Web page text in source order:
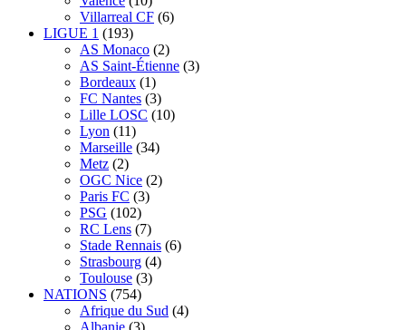
Villarreal CF (6)
LIGUE 1 (193)
AS Monaco (2)
AS Saint-Étienne (3)
Bordeaux (1)
FC Nantes (3)
Lille LOSC (10)
Lyon (11)
Marseille (34)
Metz (2)
OGC Nice (2)
Paris FC (3)
PSG (102)
RC Lens (7)
Stade Rennais (6)
Strasbourg (4)
Toulouse (3)
NATIONS (754)
Afrique du Sud (4)